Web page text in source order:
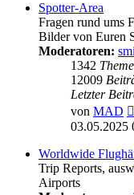
Spotter-Area
Fragen rund ums
Bilder von Euren
Moderatoren:
1342
12009
Letzter
von MAD
03.05.2025
Worldwide
Trip Reports,
Airports